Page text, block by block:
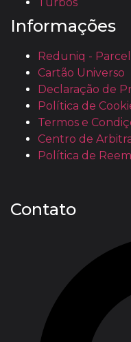
Informações
Reduniq -
Cartão Universo
Declaração de
Política de
Termos e
Centro de
Política de
Contato